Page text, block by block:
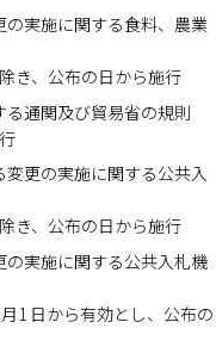
実施に関する食料、農業
き、公布の日から施行
通関及び貿易省の規則
更の実施に関する公共入
き、公布の日から施行
実施に関する公共入札機
1 日から有効とし、公布の